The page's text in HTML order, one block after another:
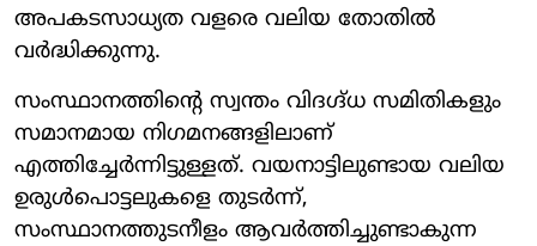
അപകടസാധ്യത വളരെ വലിയ തോതിൽ
വർദ്ധിക്കുന്നു.
സംസ്ഥാനത്തിന്റെ സ്വന്തം വിദഗ്ദ്ധ സമിതികളും
സമാനമായ നിഗമനങ്ങളിലാണ്
എത്തിച്ചേർന്നിട്ടുള്ളത്. വയനാട്ടിലുണ്ടായ വലിയ
ഉരുൾപൊട്ടലുകളെ തുടർന്ന്,
സംസ്ഥാനത്തുടനീളം ആവർത്തിച്ചുണ്ടാകുന്ന